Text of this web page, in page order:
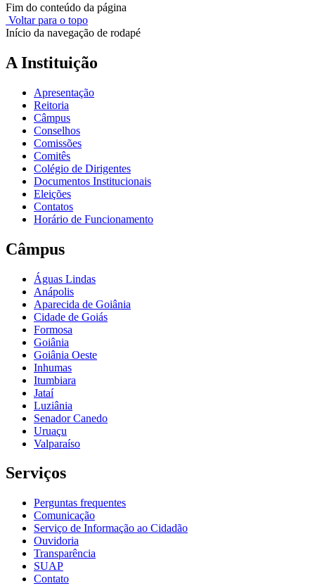
Fim do conteúdo da página
Voltar para o topo
Início da navegação de rodapé
A Instituição
Apresentação
Reitoria
Câmpus
Conselhos
Comissões
Comitês
Colégio de Dirigentes
Documentos Institucionais
Eleições
Contatos
Horário de Funcionamento
Câmpus
Águas Lindas
Anápolis
Aparecida de Goiânia
Cidade de Goiás
Formosa
Goiânia
Goiânia Oeste
Inhumas
Itumbiara
Jataí
Luziânia
Senador Canedo
Uruaçu
Valparaíso
Serviços
Perguntas frequentes
Comunicação
Serviço de Informação ao Cidadão
Ouvidoria
Transparência
SUAP
Contato